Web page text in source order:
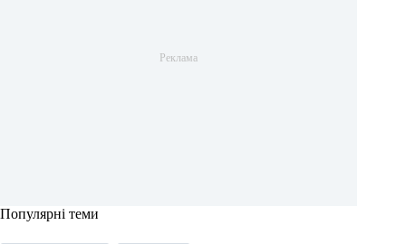
Популярні теми